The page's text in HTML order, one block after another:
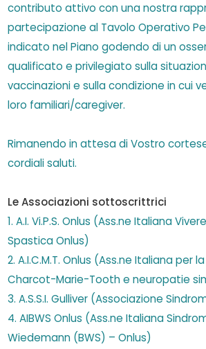
contributo attivo con una nostra
partecipazione al Tavolo Operativo
indicato nel Piano godendo di un
qualificato e privilegiato sulla
vaccinazioni e sulla condizione in cui
loro familiari/caregiver.
Rimanendo in attesa di Vostro
cordiali saluti.
Le Associazioni sottoscrittrici
1. A.I. Vi.P.S. Onlus (Ass.ne Italiana
Spastica Onlus)
2. A.I.C.M.T. Onlus (Ass.ne Italiana per
Charcot-Marie-Tooth e neuropatie
3. A.S.S.I. Gulliver (Associazione
4. AIBWS Onlus (Ass.ne Italiana
Wiedemann (BWS) – Onlus)